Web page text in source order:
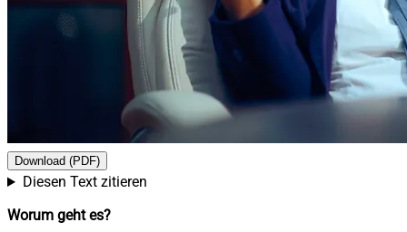
Download (PDF)
Diesen Text zitieren
Worum geht es?